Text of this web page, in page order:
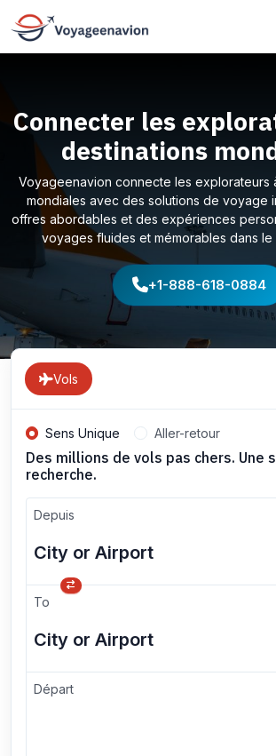
Connecter les
destinations
Voyageenavion connecte les explorateurs
mondiales avec des solutions de voyage
offres abordables et des expériences
voyages fluides et mémorables dans le
+1-888-618-0884
Vols
Sens Unique Aller-retour
Des millions de vols pas chers. Une
recherche.
Depuis
To
Départ